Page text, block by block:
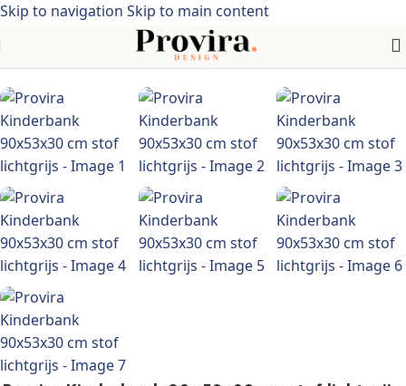
Skip to navigation Skip to main content
Meubelen voor baby's & peuters